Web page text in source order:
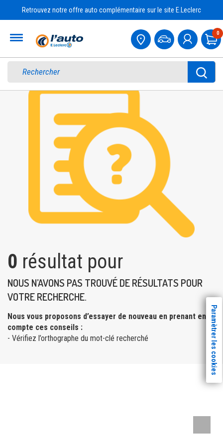
Retrouvez notre offre auto complémentaire sur le site E.Leclerc
0
0 résultat pour
NOUS N’AVONS PAS TROUVÉ DE RÉSULTATS POUR
VOTRE RECHERCHE.
Nous vous proposons d’essayer de nouveau en prenant en
compte ces conseils :
- Vérifiez l’orthographe du mot-clé recherché
Paramètrer les cookies